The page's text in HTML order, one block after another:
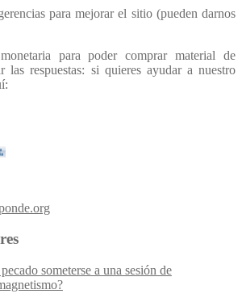
para mejorar el sitio (pueden darnos
para poder comprar material de
las respuestas: si quieres ayudar a nuestro
someterse a una sesión de